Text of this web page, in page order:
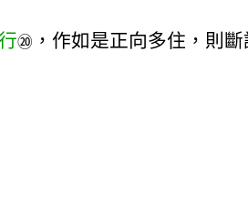
⑳ ，作如是正向多住，則